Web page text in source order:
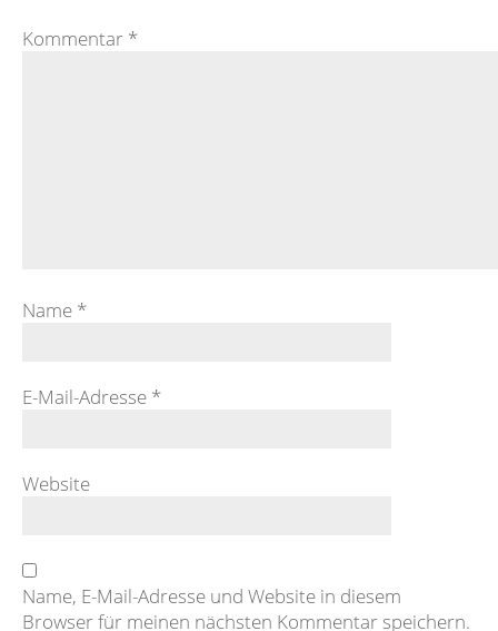
Kommentar *
Name *
E-Mail-Adresse *
Website
Name, E-Mail-Adresse und Website in diesem
Browser für meinen nächsten Kommentar speichern.